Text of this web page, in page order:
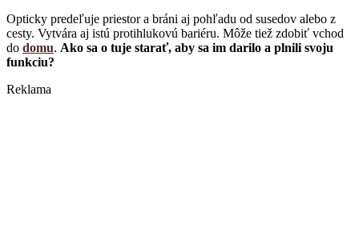
Opticky predeľuje priestor a bráni aj pohľadu od susedov alebo z
cesty. Vytvára aj istú protihlukovú bariéru. Môže tiež zdobiť vchod
do domu. Ako sa o tuje starať, aby sa im darilo a plnili svoju
funkciu?
Reklama